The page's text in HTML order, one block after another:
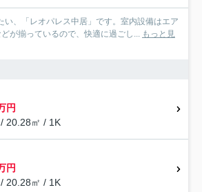
い、「レオパレス中居」です。室内設備はエア
が揃っているので、快適に過ごし... もっと見
円
20.28㎡ / 1K
円
20.28㎡ / 1K